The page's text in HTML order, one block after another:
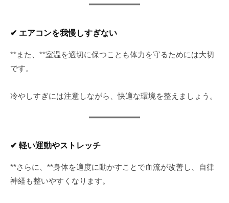
✔ エアコンを我慢しすぎない
**また、**室温を適切に保つことも体力を守るためには大切
です。
冷やしすぎには注意しながら、快適な環境を整えましょう。
✔ 軽い運動やストレッチ
**さらに、**身体を適度に動かすことで血流が改善し、自律
神経も整いやすくなります。